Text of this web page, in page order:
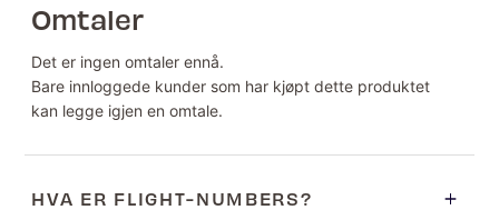
Omtaler
Det er ingen omtaler ennå.
Bare innloggede kunder som har kjøpt dette produktet
kan legge igjen en omtale.
HVA ER FLIGHT-NUMBERS?